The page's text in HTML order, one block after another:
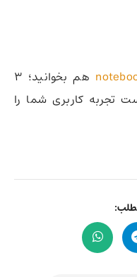
هم بخوانید؛ ۳
تجربه کاربری شما را